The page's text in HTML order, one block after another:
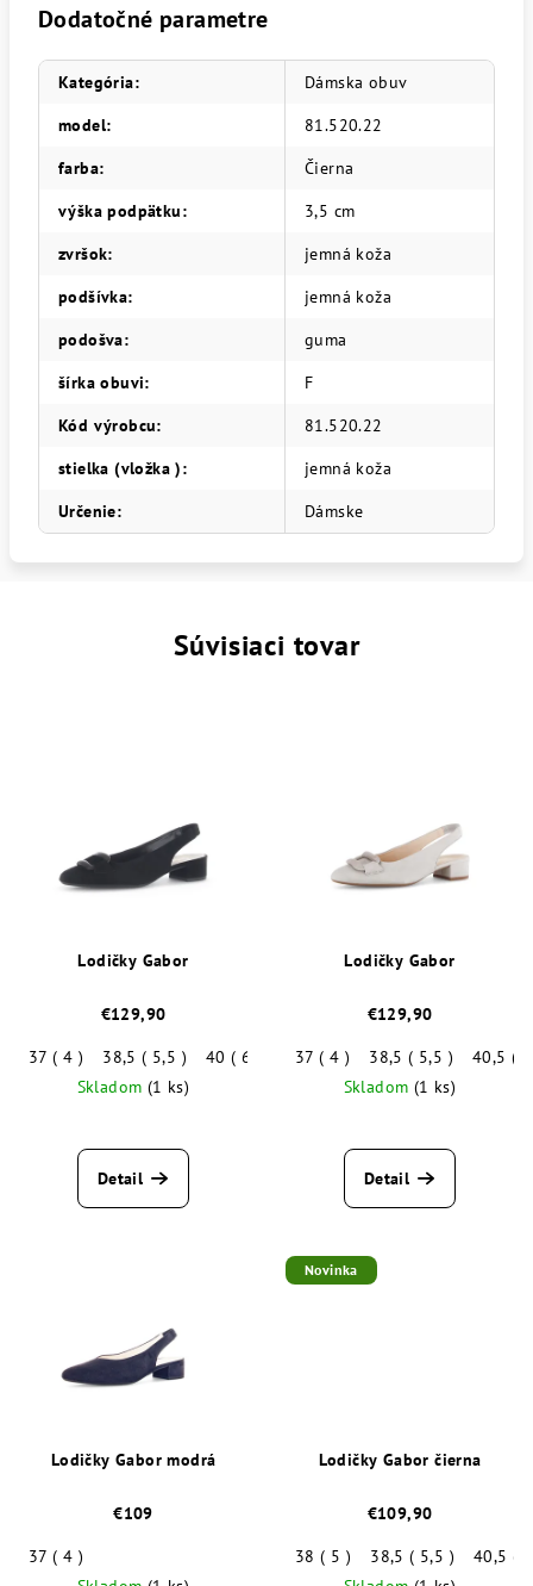
Dodatočné parametre
Kategória:
Dámska obuv
model:
81.520.22
farba:
Čierna
výška podpätku:
3,5 cm
zvršok:
jemná koža
podšívka:
jemná koža
podošva:
guma
šírka obuvi:
F
Kód výrobcu:
81.520.22
stielka (vložka ):
jemná koža
Určenie: Dámske
Súvisiaci tovar
Lodičky Gabor
€129,90
37 ( 4 )
38,5 ( 5,5 )
40 ( 6,5 )
Skladom (1 ks)
Detail
Lodičky Gabor
€129,90
37 ( 4 )
38,5 ( 5,5 )
40,5 (
Skladom (1 ks)
Detail
Lodičky Gabor modrá
€109
37 ( 4 )
Novinka
Lodičky Gabor čierna
€109,90
38 ( 5 )
38,5 ( 5,5 )
40,5 (